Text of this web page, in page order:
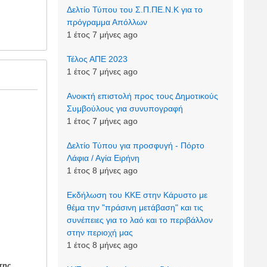
Δελτίο Τύπου του Σ.Π.ΠΕ.Ν.Κ για το
πρόγραμμα Απόλλων
1 έτος 7 μήνες ago
Τέλος ΑΠΕ 2023
1 έτος 7 μήνες ago
Ανοικτή επιστολή προς τους Δημοτικούς
Συμβούλους για συνυπογραφή
1 έτος 7 μήνες ago
Δελτίο Τύπου για προσφυγή - Πόρτο
Λάφια / Αγία Ειρήνη
1 έτος 8 μήνες ago
Εκδήλωση του ΚΚΕ στην Κάρυστο με
θέμα την "πράσινη μετάβαση" και τις
συνέπειες για το λαό και το περιβάλλον
στην περιοχή μας
1 έτος 8 μήνες ago